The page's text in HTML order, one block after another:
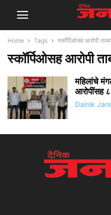
Home Tags स्कॉर्पिओसह आरोपी
स्कॉर्पिओसह आरोपी
महिलांचे
आरोपींसह
Dainik